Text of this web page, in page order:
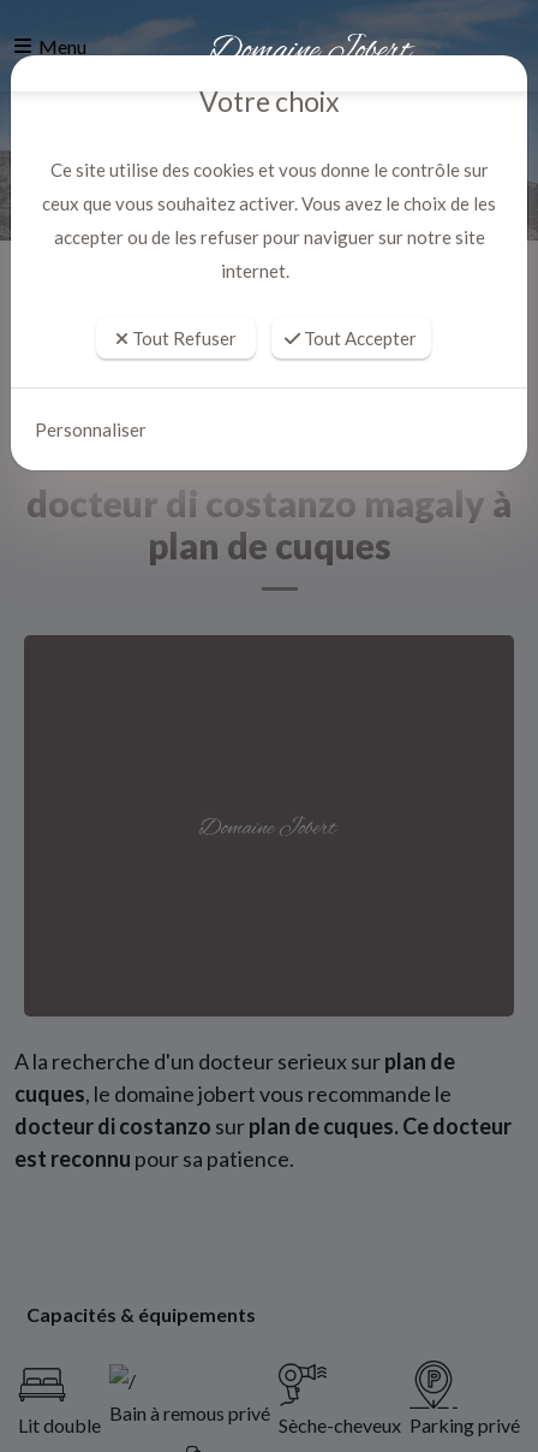
Menu
docteur di costanzo magaly à
plan de cuques
A la recherche d'un docteur serieux surplan de
cuques, le domaine jobert vous recommande le
docteur di costanzo surplan de cuques. Ce docteur
est reconnu pour sa patience.
Capacités & équipements
Lit double
Bain à remous privé
Sèche-cheveux Parking privé
Votre choix
Ce site utilise des cookies et vous donne le contrôle sur
ceux que vous souhaitez activer. Vous avez le choix de les
accepter ou de les refuser pour naviguer sur notre site
internet.
Tout Refuser Tout Accepter
Personnaliser